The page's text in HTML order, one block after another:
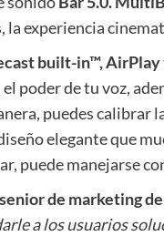
experiencia
built-in™, AirPlay
poder de tu voz,
puedes calibrar
elegante que
puede manejarse
de marketing
a los usuarios